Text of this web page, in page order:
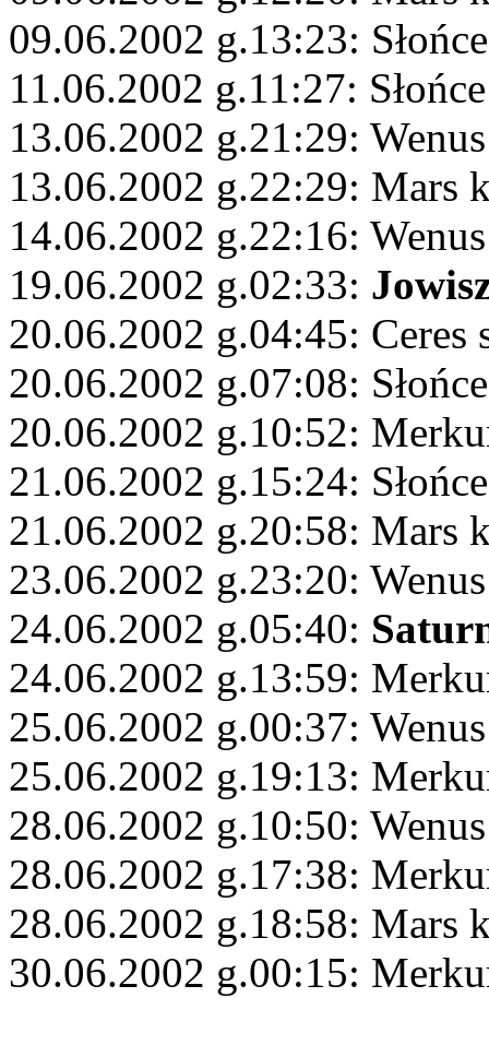
09.06.2002 g.13:23:
11.06.2002 g.11:27:
13.06.2002 g.21:29:
13.06.2002 g.22:29: Mars
14.06.2002 g.22:16:
19.06.2002 g.02:33:
20.06.2002 g.04:45: Ceres
20.06.2002 g.07:08:
20.06.2002 g.10:52:
21.06.2002 g.15:24:
21.06.2002 g.20:58: Mars
23.06.2002 g.23:20:
24.06.2002 g.05:40:
24.06.2002 g.13:59:
25.06.2002 g.00:37:
25.06.2002 g.19:13:
28.06.2002 g.10:50:
28.06.2002 g.17:38:
28.06.2002 g.18:58: Mars
30.06.2002 g.00:15: